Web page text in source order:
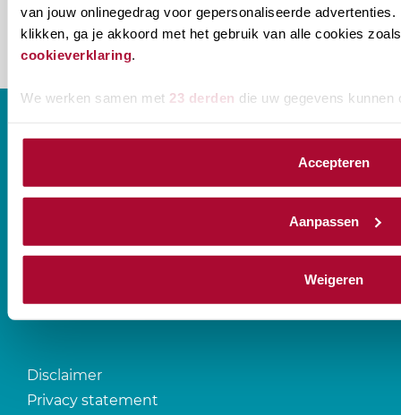
van jouw onlinegedrag voor gepersonaliseerde advertenties.
klikken, ga je akkoord met het gebruik van alle cookies
cookieverklaring
We werken samen met 23 derden die uw gegevens kunnen
Accepteren
Aanpassen
Weigeren
CONTACT
Prinses Beatrixlaan 544
T088-0107777
Disclaimer
Privacy statement